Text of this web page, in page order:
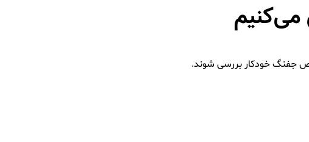
می‌کنیم
جفنگ خودکار بررسی شوند.